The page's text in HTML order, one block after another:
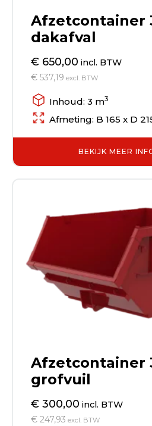
Afzetcontainer
dakafval
€ 650,00 incl. BTW
€ 537,19 excl. BTW
Inhoud: 3 m3
Afmeting: B 165 x D
BEKIJK MEER
Afzetcontainer
grofvuil
€ 300,00 incl. BTW
€ 247,93 excl. BTW